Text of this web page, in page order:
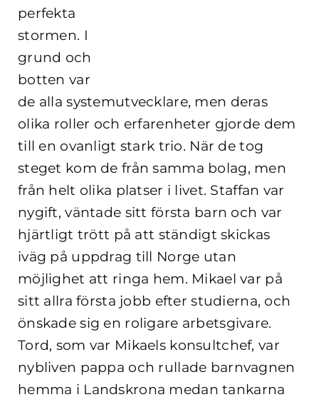
perfekta
stormen. I
grund och
botten var
de alla systemutvecklare, men deras
olika roller och erfarenheter gjorde dem
till en ovanligt stark trio. När de tog
steget kom de från samma bolag, men
från helt olika platser i livet. Staffan var
nygift, väntade sitt första barn och var
hjärtligt trött på att ständigt skickas
iväg på uppdrag till Norge utan
möjlighet att ringa hem. Mikael var på
sitt allra första jobb efter studierna, och
önskade sig en roligare arbetsgivare.
Tord, som var Mikaels konsultchef, var
nybliven pappa och rullade barnvagnen
hemma i Landskrona medan tankarna